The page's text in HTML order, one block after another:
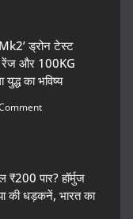
Mk2’ ड्रोन टेस्ट
और 100KG
का भविष्य
पार? हॉर्मुज
की धड़कनें, भारत का